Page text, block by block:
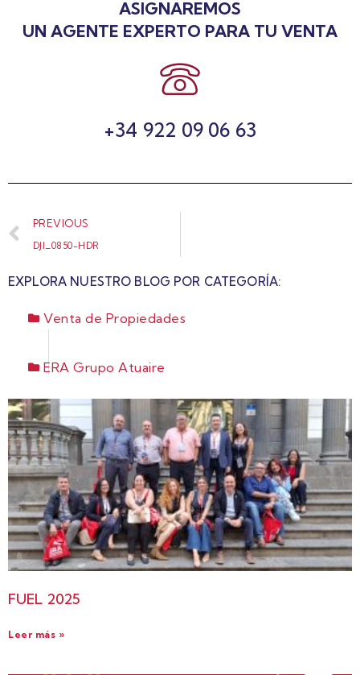
ASIGNAREMOS
UN AGENTE EXPERTO PARA TU VENTA
+34 922 09 06 63
PREVIOUS
DJI_0850-HDR
EXPLORA NUESTRO BLOG POR CATEGORÍA:
Venta de Propiedades
ERA Grupo Atuaire
FUEL 2025
Leer más »